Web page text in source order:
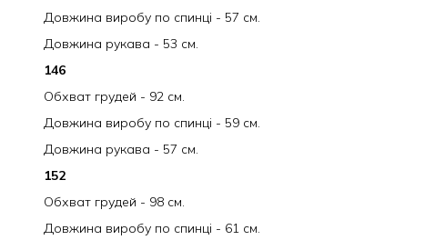
Довжина виробу по спинці - 57 см.
Довжина рукава - 53 см.
146
Обхват грудей - 92 см.
Довжина виробу по спинці - 59 см.
Довжина рукава - 57 см.
152
Обхват грудей - 98 см.
Довжина виробу по спинці - 61 см.